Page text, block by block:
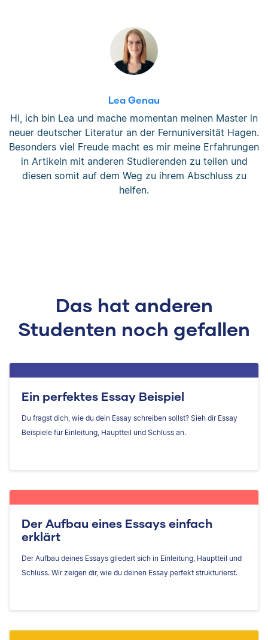
Lea Genau
Hi, ich bin Lea und mache momentan meinen Master in
neuer deutscher Literatur an der Fernuniversität Hagen.
Besonders viel Freude macht es mir meine Erfahrungen
in Artikeln mit anderen Studierenden zu teilen und
diesen somit auf dem Weg zu ihrem Abschluss zu
helfen.
Das hat anderen
Studenten noch gefallen
Ein perfektes Essay Beispiel
Du fragst dich, wie du dein Essay schreiben sollst? Sieh dir Essay
Beispiele für Einleitung, Hauptteil und Schluss an.
Der Aufbau eines Essays einfach
erklärt
Der Aufbau deines Essays gliedert sich in Einleitung, Hauptteil und
Schluss. Wir zeigen dir, wie du deinen Essay perfekt strukturierst.